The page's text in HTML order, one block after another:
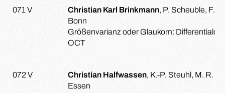
071 V Christian Karl Brinkmann, P. Scheuble, F.
Bonn
Größenvarianz oder Glaukom:
OCT
072 V Christian Halfwassen, K.-P. Steuhl, M. R.
Essen